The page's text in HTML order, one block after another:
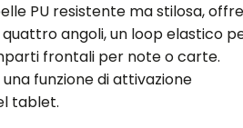
PU resistente ma stilosa, offre
angoli, un loop elastico
frontali per note o carte.
funzione di attivazione
tablet.